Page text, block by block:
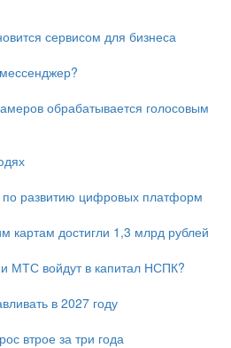
сервисом для бизнеса
обрабатывается голосовым
по развитию цифровых платформ
картам достигли 1,3 млрд рублей
МТС войдут в капитал НСПК?
в 2027 году
втрое за три года